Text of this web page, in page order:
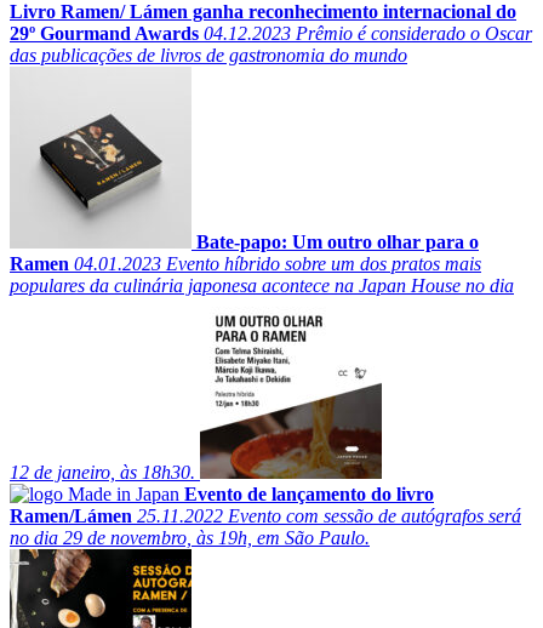
Livro Ramen/ Lámen ganha reconhecimento internacional do
29º Gourmand Awards 04.12.2023 Prêmio é considerado o Oscar
das publicações de livros de gastronomia do mundo
Bate-papo: Um outro olhar para o
Ramen 04.01.2023 Evento híbrido sobre um dos pratos mais
populares da culinária japonesa acontece na Japan House no dia
12 de janeiro, às 18h30.
Evento de lançamento do livro
Ramen/Lámen 25.11.2022 Evento com sessão de autógrafos será
no dia 29 de novembro, às 19h, em São Paulo.